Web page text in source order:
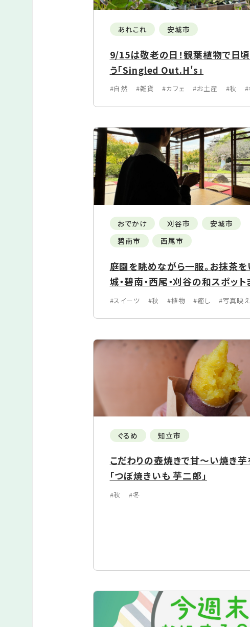
あれこれ 安城市
9/15は敬老の日！観葉植物で日
う「Singled Out.H's」
#自然 #雑貨 #カフェ #お土産 #秋
おでかけ 刈谷市
安城市
碧南市
西尾市
庭園を眺めながら一服。お抹茶
城・碧南・西尾・刈谷の和スポット
#スイーツ #秋 #植物 #癒し #写真映え
ぐるめ 知立市
こだわりの壺焼きで甘～い焼き
「つぼ焼きいも 芋二郎」
#秋 #冬